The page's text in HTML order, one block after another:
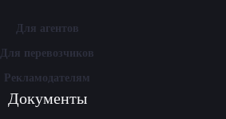
Для агентов
Для перевозчиков
Рекламодателям
Документы